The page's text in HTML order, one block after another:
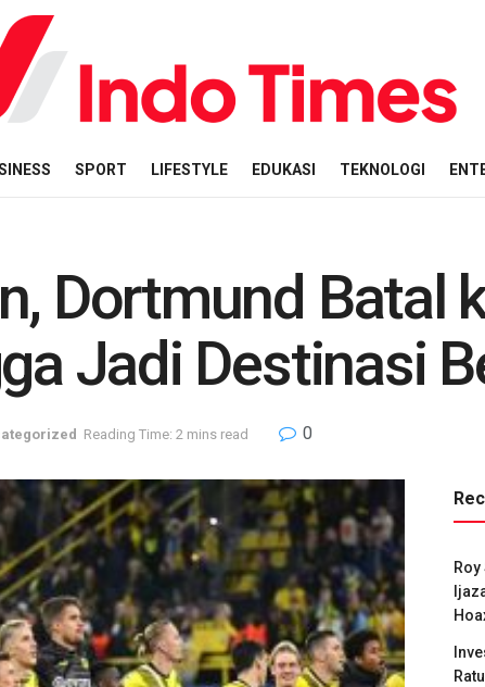
SPORT LIFESTYLE EDUKASI TEKNOLOGI
Dortmund Batal
Jadi Destinasi
Reading Time: 2 mins read 0